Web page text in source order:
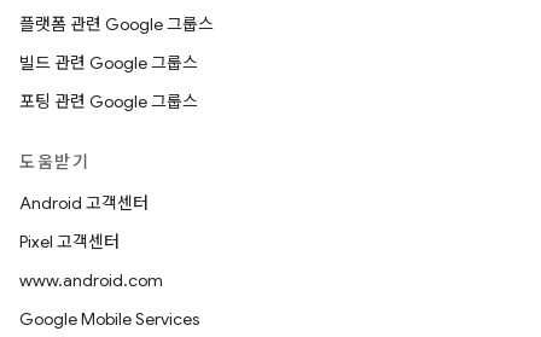
플랫폼 관련 Google 그룹스
빌드 관련 Google 그룹스
포팅 관련 Google 그룹스
도움받기
Android 고객센터
Pixel 고객센터
www.android.com
Google Mobile Services